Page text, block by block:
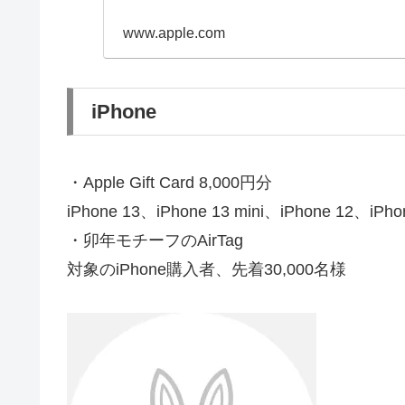
www.apple.com
iPhone
・Apple Gift Card 8,000円分
iPhone 13、iPhone 13 mini、iPhone 12、
・卯年モチーフのAirTag
対象のiPhone購入者、先着30,000名様